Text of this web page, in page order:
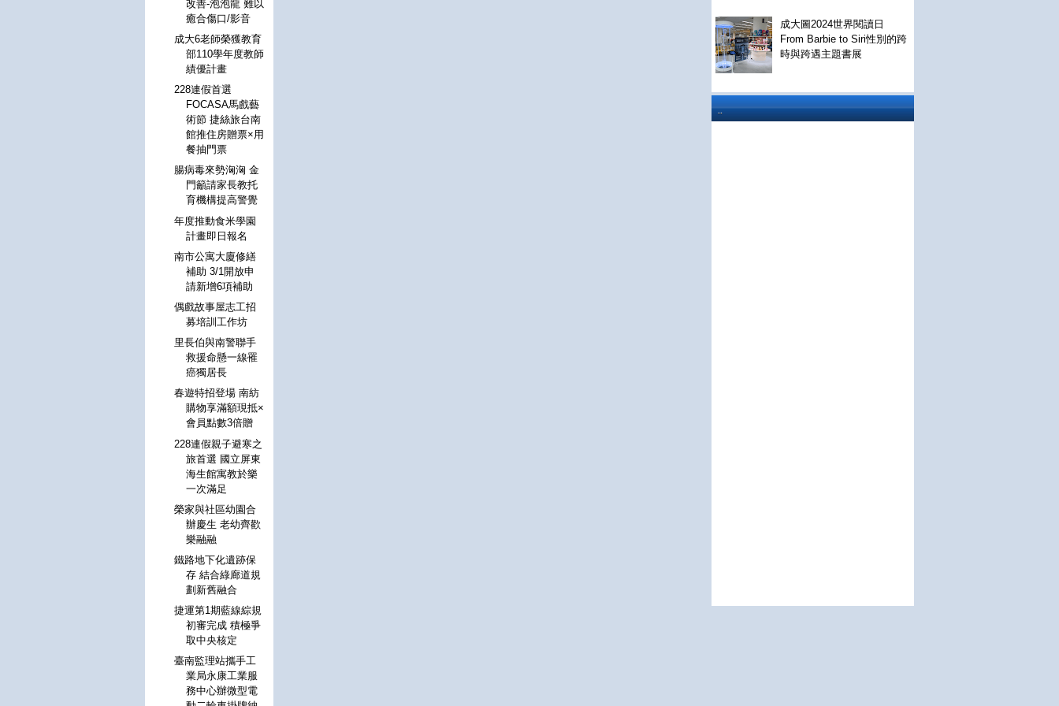
成大圖2024世界閱讀日
From Barbie to Siri性別的跨
時與跨遇主題書展
..
改善-泡泡龍 難以
癒合傷口/影音
成大6老師榮獲教育
部110學年度教師
績優計畫
228連假首選
FOCASA馬戲藝
術節 捷絲旅台南
館推住房贈票×用
餐抽門票
腸病毒來勢洶洶 金
門籲請家長教托
育機構提高警覺
年度推動食米學園
計畫即日報名
南市公寓大廈修繕
補助 3/1開放申
請新增6項補助
偶戲故事屋志工招
募培訓工作坊
里長伯與南警聯手
救援命懸一線罹
癌獨居長
春遊特招登場 南紡
購物享滿額現抵×
會員點數3倍贈
228連假親子避寒之
旅首選 國立屏東
海生館寓教於樂
一次滿足
榮家與社區幼園合
辦慶生 老幼齊歡
樂融融
鐵路地下化遺跡保
存 結合綠廊道規
劃新舊融合
捷運第1期藍線綜規
初審完成 積極爭
取中央核定
臺南監理站攜手工
業局永康工業服
務中心辦微型電